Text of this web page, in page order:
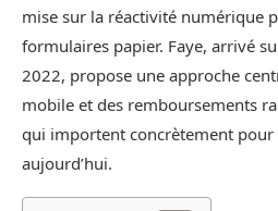
mise sur la réactivité numérique
formulaires papier. Faye, arrivé
2022, propose une approche
mobile et des remboursements
qui importent concrètement
aujourd’hui.